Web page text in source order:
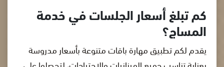
كم تبلغ أسعار الجلسات في خدمة
المساج؟
يقدم لكم تطبيق مهارة باقات متنوعة بأسعار مدروسة